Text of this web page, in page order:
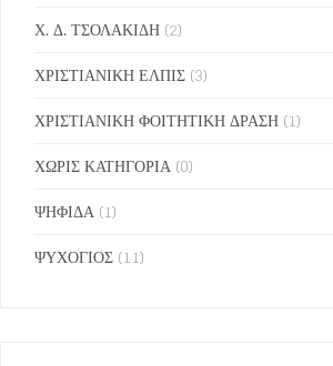
Χ. Δ. ΤΣΟΛΑΚΙΔΗ (2)
ΧΡΙΣΤΙΑΝΙΚΗ ΕΛΠΙΣ (3)
ΧΡΙΣΤΙΑΝΙΚΗ ΦΟΙΤΗΤΙΚΗ ΔΡΑΣΗ (1)
ΧΩΡΙΣ ΚΑΤΗΓΟΡΙΑ (0)
ΨΗΦΙΔΑ (1)
ΨΥΧΟΓΙΟΣ (11)